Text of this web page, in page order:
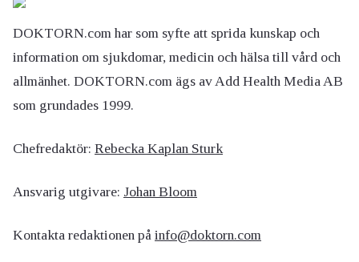
DOKTORN.com har som syfte att sprida kunskap och
information om sjukdomar, medicin och hälsa till vård och
allmänhet. DOKTORN.com ägs av Add Health Media AB
som grundades 1999.
Chefredaktör: Rebecka Kaplan Sturk
Ansvarig utgivare: Johan Bloom
Kontakta redaktionen på info@doktorn.com